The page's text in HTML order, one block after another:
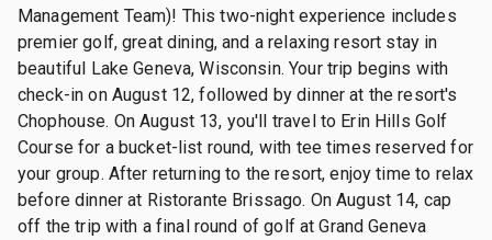
Management Team)! This two-night experience includes
premier golf, great dining, and a relaxing resort stay in
beautiful Lake Geneva, Wisconsin. Your trip begins with
check-in on August 12, followed by dinner at the resort's
Chophouse. On August 13, you'll travel to Erin Hills Golf
Course for a bucket-list round, with tee times reserved for
your group. After returning to the resort, enjoy time to relax
before dinner at Ristorante Brissago. On August 14, cap
off the trip with a final round of golf at Grand Geneva